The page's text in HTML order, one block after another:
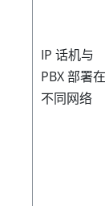
IP 话机与
PBX 部署在
不同网络